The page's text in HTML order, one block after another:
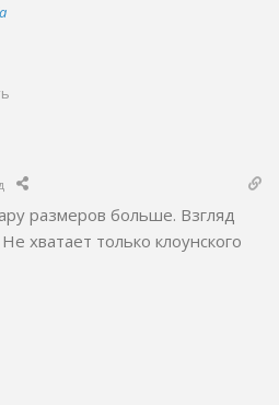
размеров больше. Взгляд
хватает только клоунского